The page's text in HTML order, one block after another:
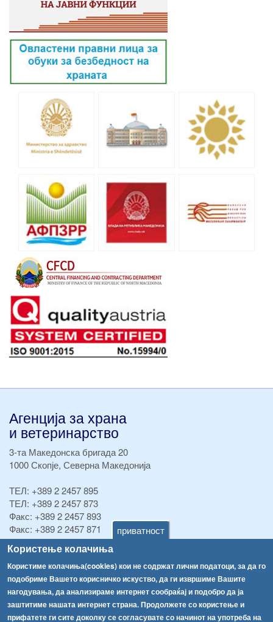
приватност
Користење колачиња
Користиме колачиња(cookies) кои не содржат лични податоци, за да го
подобриме Вашето корисничко искуство, да ги извршиме Вашите
нагодувања, да анализираме интернет сообраќај и подобро да ја
заштитиме нашата интернет страна. Продолжете со користење и
прифатете ги сите доколку се согласувате со начинот на употреба на
Агенција за храна
и ветеринарство
3-та Македонска бригада 20
1000 Скопје, Северна Македонија
ТЕЛ: +389 2 2457 895
ТЕЛ: +389 2 2457 873
Факс: +389 2 2457 893
Факс: +389 2 2457 871
info@fva.gov.mk
[АХВ-претходна страна]
Соопштенија
Република Бугарија ги засили официјалните контроли при увоз на свежо овошје и зеленчук
Навигација
Архива